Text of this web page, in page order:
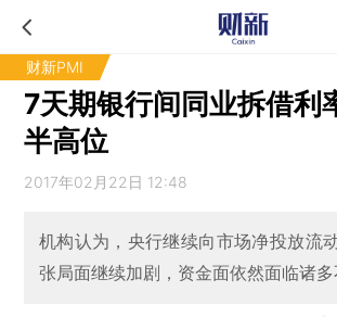
财新PMI
7天期银行间同业拆借利
半高位
2017年02月22日 12:48
机构认为，央行继续向市场净投放流
张局面继续加剧，资金面依然面临诸